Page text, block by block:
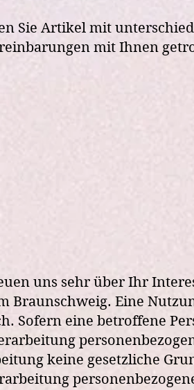
Sie Artikel mit
mit Ihnen
uns sehr über Ihr
Braunschweig. Eine
Sofern eine betroffene
keine gesetzliche